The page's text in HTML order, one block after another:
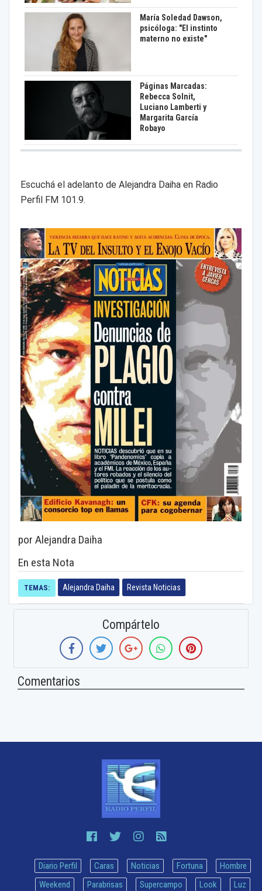
María Soledad Dawson,
psicóloga: "El instinto
materno no existe"
Páginas Marcadas:
Rebecca Solnit,
Luciano Lamberti y
Margarita García
Robayo
Escuchá el adelanto de Alejandra Daiha en Radio
Perfil FM 101.9.
por Alejandra Daiha
En esta Nota
TEMAS: Alejandra Daiha Revista Noticias
Compártelo
Comentarios
Diario Perfil Caras Noticias Fortuna
Hombre
Weekend
Parabrisas Supercampo Look Luz